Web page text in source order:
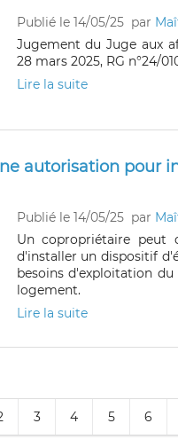
Publié le 14/05/25 par
Jugement du Juge aux
28 mars 2025, RG n°24/
Lire la suite
autorisation pour
Publié le 14/05/25 par
Un copropriétaire peut
d'installer un dispositif
besoins d'exploitation
logement.
Lire la suite
3 4 5 6